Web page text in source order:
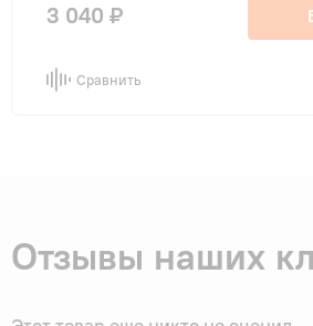
3 040 ₽
Сравнить
Отзывы наших